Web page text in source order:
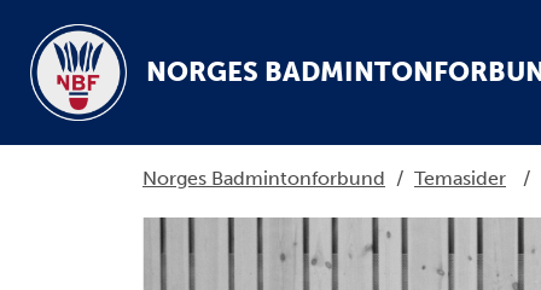
NORGES
Norges Badmintonforbund / Temasider /